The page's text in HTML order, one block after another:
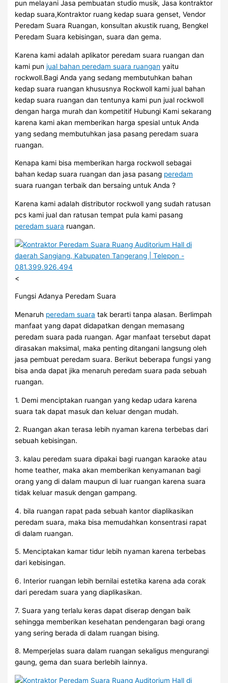
pun melayani Jasa pembuatan studio musik, Jasa kontraktor
kedap suara,Kontraktor ruang kedap suara genset, Vendor
Peredam Suara Ruangan, konsultan akustik ruang, Bengkel
Peredam Suara kebisingan, suara dan gema.
Karena kami adalah aplikator peredam suara ruangan dan
kami punjual bahan peredam suara ruangan yaitu
rockwoll.Bagi Anda yang sedang membutuhkan bahan
kedap suara ruangan khususnya Rockwoll kami jual bahan
kedap suara ruangan dan tentunya kami pun jual rockwoll
dengan harga murah dan kompetitif Hubungi Kami sekarang
karena kami akan memberikan harga spesial untuk Anda
yang sedang membutuhkan jasa pasang peredam suara
ruangan.
Kenapa kami bisa memberikan harga rockwoll sebagai
bahan kedap suara ruangan dan jasa pasang peredam
suara ruangan terbaik dan bersaing untuk Anda ?
Karena kami adalah distributor rockwoll yang sudah ratusan
pcs kami jual dan ratusan tempat pula kami pasang
peredam suara ruangan.
<
Fungsi Adanya Peredam Suara
Menaruh peredam suara tak berarti tanpa alasan. Berlimpah
manfaat yang dapat didapatkan dengan memasang
peredam suara pada ruangan. Agar manfaat tersebut dapat
dirasakan maksimal, maka penting ditangani langsung oleh
jasa pembuat peredam suara. Berikut beberapa fungsi yang
bisa anda dapat jika menaruh peredam suara pada sebuah
ruangan.
1. Demi menciptakan ruangan yang kedap udara karena
suara tak dapat masuk dan keluar dengan mudah.
2. Ruangan akan terasa lebih nyaman karena terbebas dari
sebuah kebisingan.
3. kalau peredam suara dipakai bagi ruangan karaoke atau
home teather, maka akan memberikan kenyamanan bagi
orang yang di dalam maupun di luar ruangan karena suara
tidak keluar masuk dengan gampang.
4. bila ruangan rapat pada sebuah kantor diaplikasikan
peredam suara, maka bisa memudahkan konsentrasi rapat
di dalam ruangan.
5. Menciptakan kamar tidur lebih nyaman karena terbebas
dari kebisingan.
6. Interior ruangan lebih bernilai estetika karena ada corak
dari peredam suara yang diaplikasikan.
7. Suara yang terlalu keras dapat diserap dengan baik
sehingga memberikan kesehatan pendengaran bagi orang
yang sering berada di dalam ruangan bising.
8. Memperjelas suara dalam ruangan sekaligus mengurangi
gaung, gema dan suara berlebih lainnya.